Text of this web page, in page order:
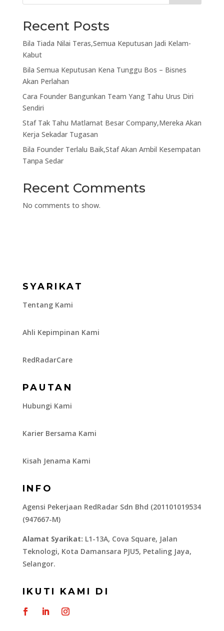
Recent Posts
Bila Tiada Nilai Teras,Semua Keputusan Jadi Kelam-
Kabut
Bila Semua Keputusan Kena Tunggu Bos – Bisnes
Akan Perlahan
Cara Founder Bangunkan Team Yang Tahu Urus Diri
Sendiri
Staf Tak Tahu Matlamat Besar Company,Mereka Akan
Kerja Sekadar Tugasan
Bila Founder Terlalu Baik,Staf Akan Ambil Kesempatan
Tanpa Sedar
Recent Comments
No comments to show.
SYARIKAT
Tentang Kami
Ahli Kepimpinan Kami
RedRadarCare
PAUTAN
Hubungi Kami
Karier Bersama Kami
Kisah Jenama Kami
INFO
Agensi Pekerjaan RedRadar Sdn Bhd (201101019534
(947667-M)
Alamat Syarikat: L1-13A, Cova Square, Jalan
Teknologi, Kota Damansara PJU5, Petaling Jaya,
Selangor.
IKUTI KAMI DI